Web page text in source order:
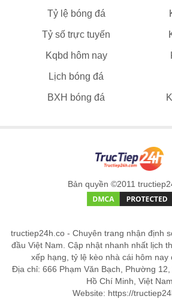
Tỷ lệ bóng đá
Tỷ số trực tuyến
Kqbd hôm nay
Lịch bóng đá
BXH bóng đá
Bản quyền ©2011
tructiep24h.co - Chuyên trang nhận định
đầu Việt Nam. Cập nhật nhanh nhất lịch
xếp hạng, tỷ lệ kèo nhà cái hôm nay
Địa chỉ: 666 Phạm Văn Bạch, Phường
Hồ Chí Minh, Việt Nam
Website: https://